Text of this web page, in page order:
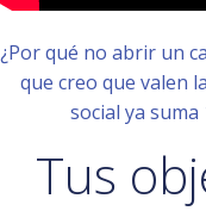
¿Por qué no abrir un
que creo que valen
social ya
Tus